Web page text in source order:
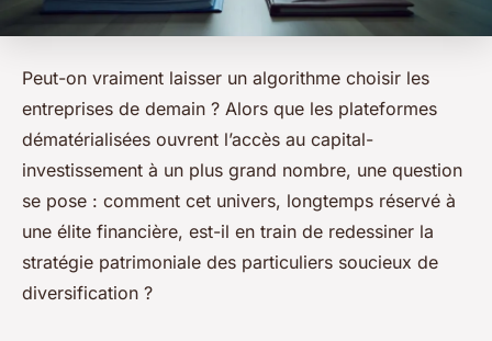
Peut-on vraiment laisser un algorithme choisir les
entreprises de demain ? Alors que les plateformes
dématérialisées ouvrent l’accès au capital-
investissement à un plus grand nombre, une question
se pose : comment cet univers, longtemps réservé à
une élite financière, est-il en train de redessiner la
stratégie patrimoniale des particuliers soucieux de
diversification ?